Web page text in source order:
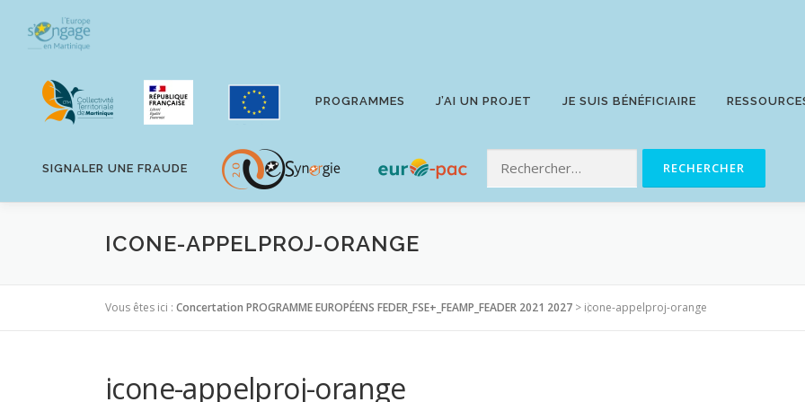
contenu
PROGRAMMES J’AI UN PROJET JE SUIS BÉNÉFICIAIRE
SIGNALER UNE FRAUDE
ICONE-APPELPROJ-ORANGE
Vous êtes ici : Concertation PROGRAMME EUROPÉENS FEDER_FSE+_FEAMP_FEADER 2021 2027 > icone-appelproj-orange
icone-appelproj-orange